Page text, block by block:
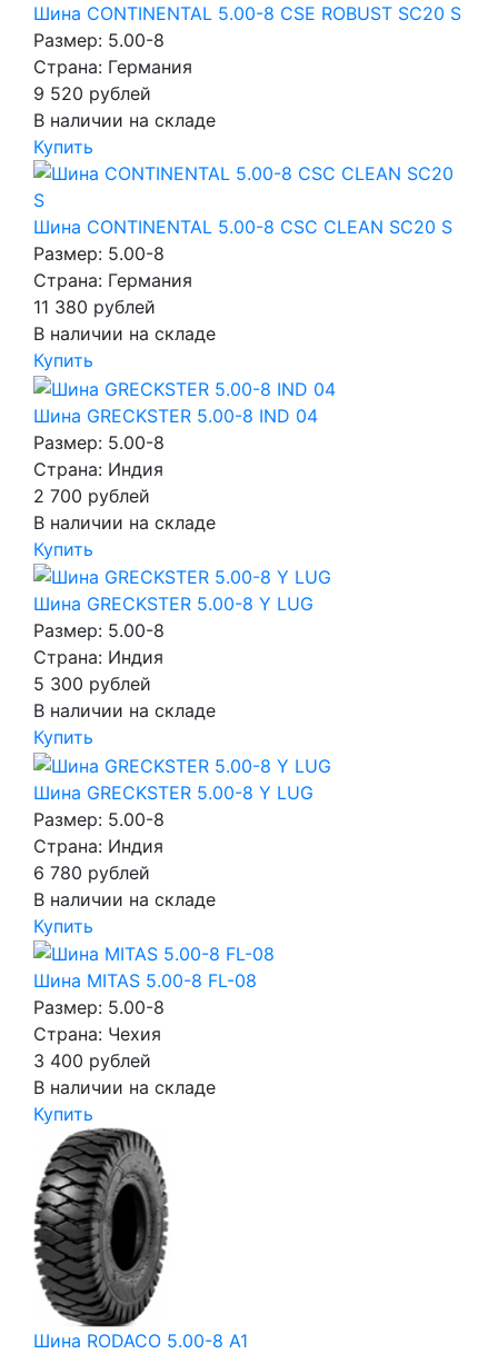
Шина CONTINENTAL 5.00-8 CSE ROBUST SC20 S
Размер: 5.00-8
Страна: Германия
9 520 рублей
В наличии на складе
Купить
Шина CONTINENTAL 5.00-8 CSC CLEAN SC20 S
Размер: 5.00-8
Страна: Германия
11 380 рублей
В наличии на складе
Купить
Шина GRECKSTER 5.00-8 IND 04
Размер: 5.00-8
Страна: Индия
2 700 рублей
В наличии на складе
Купить
Шина GRECKSTER 5.00-8 Y LUG
Размер: 5.00-8
Страна: Индия
5 300 рублей
В наличии на складе
Купить
Шина GRECKSTER 5.00-8 Y LUG
Размер: 5.00-8
Страна: Индия
6 780 рублей
В наличии на складе
Купить
Шина MITAS 5.00-8 FL-08
Размер: 5.00-8
Страна: Чехия
3 400 рублей
В наличии на складе
Купить
Шина RODACO 5.00-8 A1